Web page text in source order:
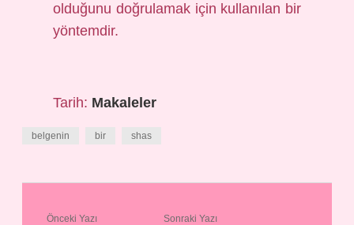
olduğunu doğrulamak için kullanılan bir
yöntemdir.
Tarih: Makaleler
belgenin bir shas
Önceki Yazı Sonraki Yazı